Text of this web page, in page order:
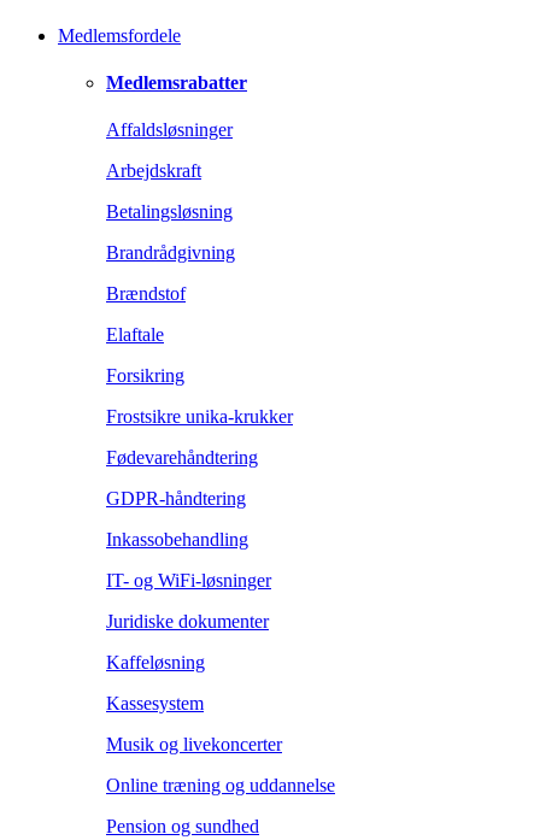
Medlemsfordele
Medlemsrabatter
Affaldsløsninger
Arbejdskraft
Betalingsløsning
Brandrådgivning
Brændstof
Elaftale
Forsikring
Frostsikre unika-krukker
Fødevarehåndtering
GDPR-håndtering
Inkassobehandling
IT- og WiFi-løsninger
Juridiske dokumenter
Kaffeløsning
Kassesystem
Musik og livekoncerter
Online træning og uddannelse
Pension og sundhed